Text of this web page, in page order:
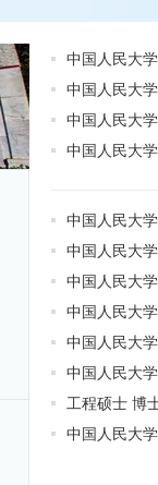
中国人民大
中国人民大
中国人民大
中国人民大
中国人民大
中国人民大
中国人民大
中国人民大
中国人民大